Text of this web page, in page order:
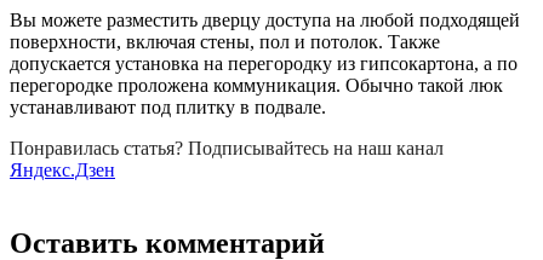
Вы можете разместить дверцу доступа на любой подходящей
поверхности, включая стены, пол и потолок. Также
допускается установка на перегородку из гипсокартона, а по
перегородке проложена коммуникация. Обычно такой люк
устанавливают под плитку в подвале.
Понравилась статья? Подписывайтесь на наш канал
Яндекс.Дзен
Оставить комментарий